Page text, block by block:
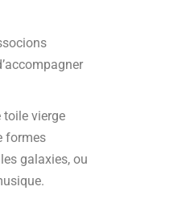
toile vierge
formes
galaxies, ou